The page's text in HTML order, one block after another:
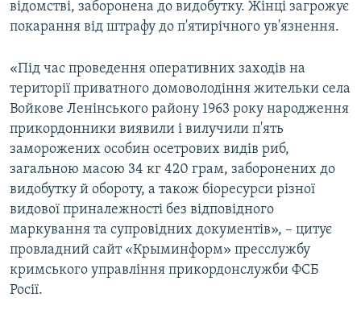
Усі сайти RFE/RL
відомстві, заборонена до видобутку. Жінці загрожує
покарання від штрафу до п'ятирічного ув'язнення.
«Під час проведення оперативних заходів на
території приватного домоволодіння жительки села
Войкове Ленінського району 1963 року народження
прикордонники виявили і вилучили п'ять
заморожених особин осетрових видів риб,
загальною масою 34 кг 420 грам, заборонених до
видобутку й обороту, а також біоресурси різної
видової приналежності без відповідного
маркування та супровідних документів», – цитує
провладний сайт «Крыминформ» пресслужбу
кримського управління прикордонслужби ФСБ
Росії.